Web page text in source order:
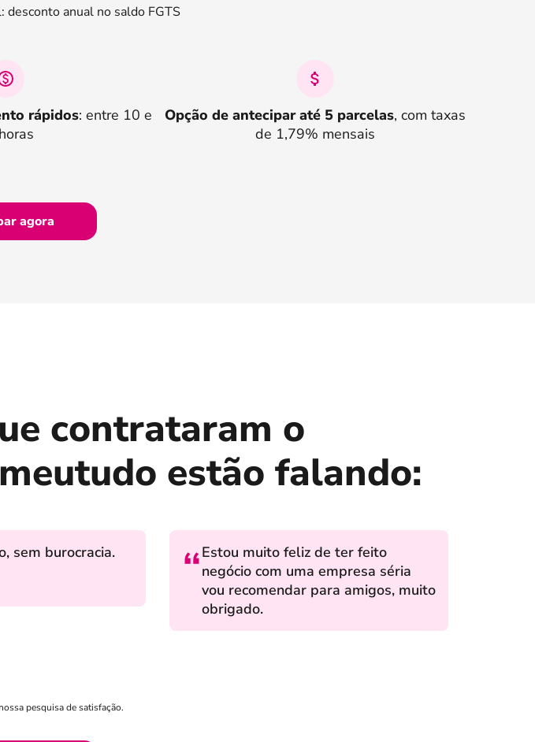
desconto anual no saldo FGTS
rápidos: entre 10 e
Opção de antecipar até 5 parcelas, com taxas
de 1,79% mensais
agora
contrataram o
estão falando:
sem burocracia.
Estou muito feliz de ter feito
negócio com uma empresa séria
vou recomendar para amigos, muito
obrigado.
pesquisa de satisfação.